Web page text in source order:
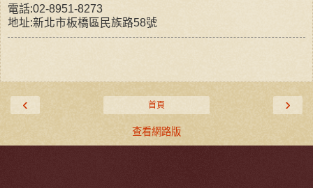
電話:02-8951-8273
地址:新北市板橋區民族路58號
‹ ›
首頁
查看網路版